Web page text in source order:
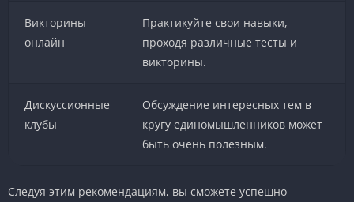
Викторины
онлайн
Практикуйте свои навыки,
проходя различные тесты и
викторины.
Дискуссионные
клубы
Обсуждение интересных тем в
кругу единомышленников может
быть очень полезным.
Следуя этим рекомендациям, вы сможете успешно